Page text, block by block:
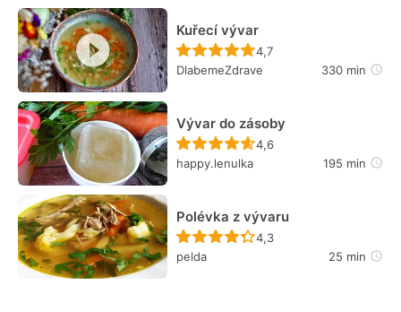
Kuřecí vývar
Recept ještě nebyl
4,7
DlabemeZdrave
330 min
Vývar do zásoby
Recept ještě nebyl
4,6
happy.lenulka
195 min
Polévka z vývaru
Recept ještě nebyl
4,3
pelda
25 min